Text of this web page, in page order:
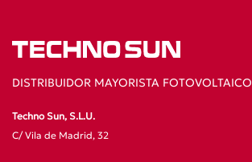
DISTRIBUIDOR MAYORISTA FOTOVOLTAICO
Techno Sun, S.L.U.
C/ Vila de Madrid, 32